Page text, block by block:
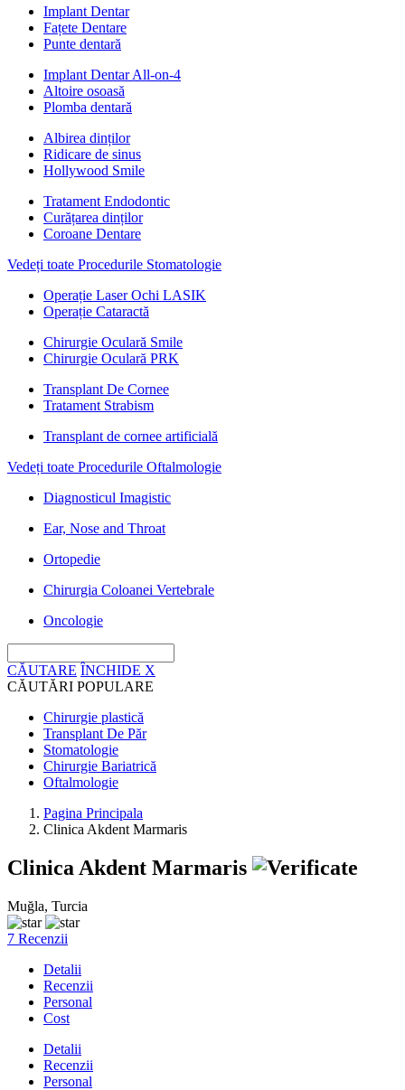
Implant Dentar
Fațete Dentare
Punte dentară
Implant Dentar All-on-4
Altoire osoasă
Plomba dentară
Albirea dinților
Ridicare de sinus
Hollywood Smile
Tratament Endodontic
Curățarea dinților
Coroane Dentare
Vedeți toate Procedurile Stomatologie
Operație Laser Ochi LASIK
Operație Cataractă
Chirurgie Oculară Smile
Chirurgie Oculară PRK
Transplant De Cornee
Tratament Strabism
Transplant de cornee artificială
Vedeți toate Procedurile Oftalmologie
Diagnosticul Imagistic
Ear, Nose and Throat
Ortopedie
Chirurgia Coloanei Vertebrale
Oncologie
CĂUTARE ÎNCHIDE X
CĂUTĂRI POPULARE
Chirurgie plastică
Transplant De Păr
Stomatologie
Chirurgie Bariatrică
Oftalmologie
Pagina Principala
Clinica Akdent Marmaris
Clinica Akdent Marmaris
Muğla, Turcia
7 Recenzii
Detalii
Recenzii
Personal
Cost
Detalii
Recenzii
Personal